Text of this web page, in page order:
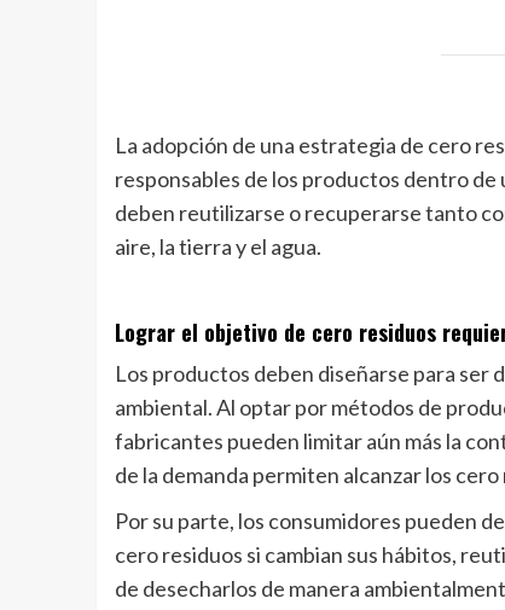
La adopción de una estrategia de cero
responsables de los productos dentro
deben reutilizarse o recuperarse tanto
aire, la tierra y el agua.
Lograr el objetivo de cero residuos
Los productos deben diseñarse para ser
ambiental. Al optar por métodos de
fabricantes pueden limitar aún más la
de la demanda permiten alcanzar los
Por su parte, los consumidores pueden
cero residuos si cambian sus hábitos,
de desecharlos de manera